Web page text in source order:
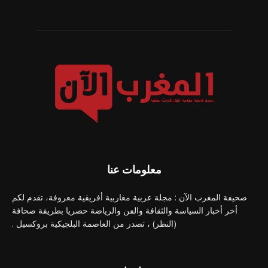
معلومات عنا
صحيفة المغرب الآن : مجلة عربية مغاربية أفريقية معروفة، تقدم لكم
أخر أخبار السياسة والثقافة والفن والرياضة حصريا بطريقة صحافة
(النظر) ، تصدر من العاصمة البلجيكية بروكسيل .